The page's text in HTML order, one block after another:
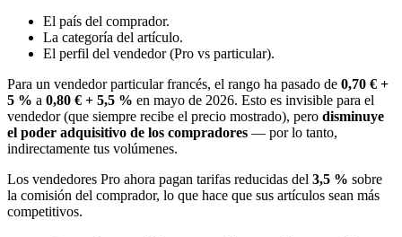
El país del comprador.
La categoría del artículo.
El perfil del vendedor (Pro vs particular).
Para un vendedor particular francés, el rango ha pasado de 0,70 € +
5 % a 0,80 € + 5,5 % en mayo de 2026. Esto es invisible para el
vendedor (que siempre recibe el precio mostrado), pero disminuye
el poder adquisitivo de los compradores — por lo tanto,
indirectamente tus volúmenes.
Los vendedores Pro ahora pagan tarifas reducidas del 3,5 % sobre
la comisión del comprador, lo que hace que sus artículos sean más
competitivos.